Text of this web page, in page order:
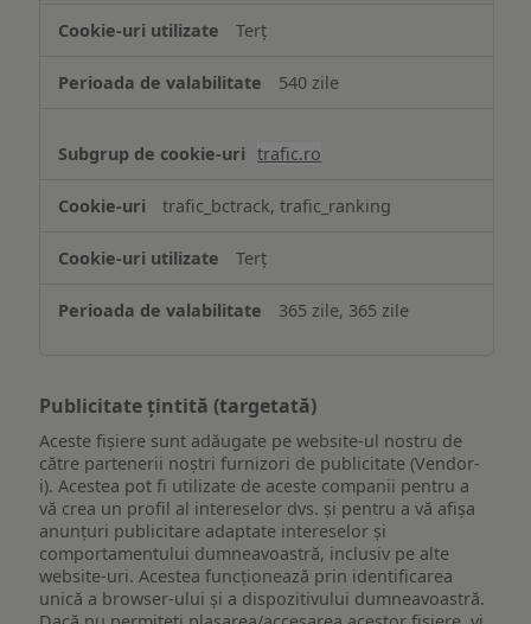
Terț
540 zile
trafic.ro
trafic_bctrack, trafic_ranking
Terț
365 zile, 365 zile
Publicitate țintită (targetată)
Aceste fișiere sunt adăugate pe website-ul nostru de
către partenerii noștri furnizori de publicitate (Vendor-
i). Acestea pot fi utilizate de aceste companii pentru a
vă crea un profil al intereselor dvs. și pentru a vă afișa
anunțuri publicitare adaptate intereselor și
comportamentului dumneavoastră, inclusiv pe alte
website-uri. Acestea funcționează prin identificarea
unică a browser-ului și a dispozitivului dumneavoastră.